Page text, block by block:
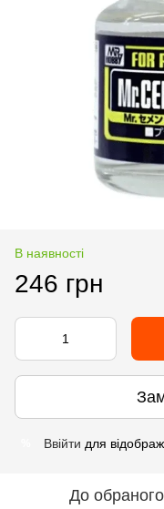
В наявності
246 грн
Ввійти для
До обраного